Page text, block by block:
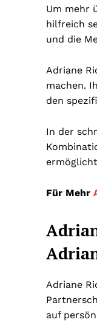
Um mehr
hilfreich
und die
Adriane
machen.
den
In der
Für Mehr
Adriane
auf